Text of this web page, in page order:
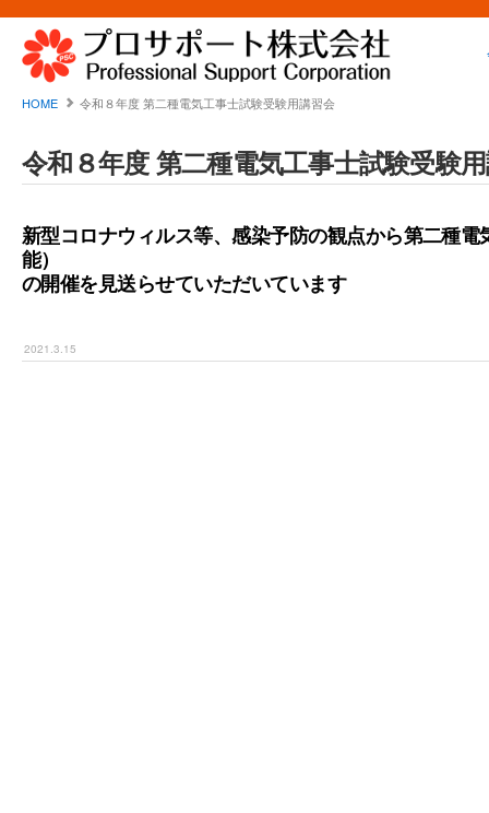
HOME 令和８年度 第二種電気工事士試験受験用講習会
令和８年度 第二種電気工事士試験受験
新型コロナウィルス等、感染予防の観点から第二種
能）
の開催を見送らせていただいています
2021.3.15